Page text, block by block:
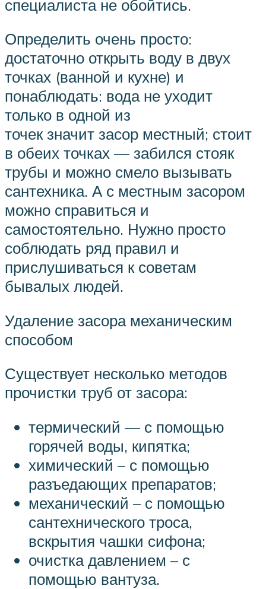
специалиста не обойтись.
Определить очень просто:
достаточно открыть воду в двух
точках (ванной и кухне) и
понаблюдать: вода не уходит
только в одной из
точек значит засор местный; стоит
в обеих точках — забился стояк
трубы и можно смело вызывать
сантехника. А с местным засором
можно справиться и
самостоятельно. Нужно просто
соблюдать ряд правил и
прислушиваться к советам
бывалых людей.
Удаление засора механическим
способом
Существует несколько методов
прочистки труб от засора:
термический — с помощью
горячей воды, кипятка;
химический – с помощью
разъедающих препаратов;
механический – с помощью
сантехнического троса,
вскрытия чашки сифона;
очистка давлением – с
помощью вантуза.